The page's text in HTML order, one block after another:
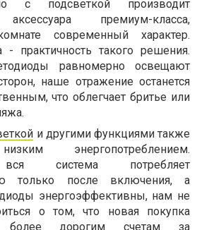
с подсветкой производит
премиум-класса,
современный характер.
- практичность такого решения.
равномерно освещают
наше отражение останется
что облегчает бритье или
и другими функциями также
энергопотреблением.
система потребляет
только после включения, а
энергоэффективны, нам не
о том, что новая покупка
дорогим счетам за